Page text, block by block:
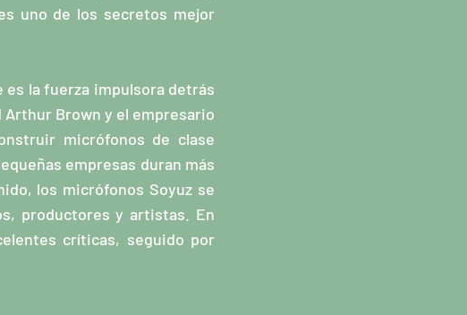
uno de los secretos mejor
es la fuerza impulsora detrás
Arthur Brown y el empresario
micrófonos de clase
empresas duran más
los micrófonos Soyuz se
productores y artistas. En
críticas, seguido por